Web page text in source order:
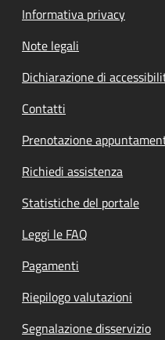
Informativa privacy
Note legali
Dichiarazione di
Contatti
Prenotazione
Richiedi assistenza
Statistiche del portale
Leggi le FAQ
Pagamenti
Riepilogo valutazioni
Segnalazione disservizio